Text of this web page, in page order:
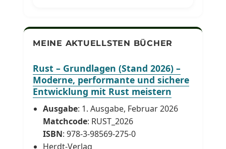
MEINE AKTUELLSTEN BÜCHER
Rust – Grundlagen (Stand 2026) –
Moderne, performante und sichere
Entwicklung mit Rust meistern
Ausgabe: 1. Ausgabe, Februar 2026
Matchcode: RUST_2026
ISBN: 978-3-98569-275-0
Herdt-Verlag